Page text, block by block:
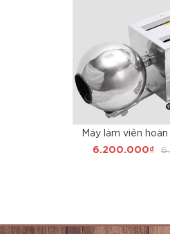
Máy làm viên
6.200.000₫